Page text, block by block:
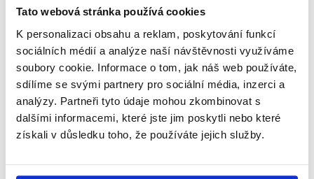
Tato webová stránka používá cookies
K personalizaci obsahu a reklam, poskytování funkcí
sociálních médií a analýze naší návštěvnosti využíváme
soubory cookie. Informace o tom, jak náš web používáte,
sdílíme se svými partnery pro sociální média, inzerci a
analýzy. Partneři tyto údaje mohou zkombinovat s
dalšími informacemi, které jste jim poskytli nebo které
získali v důsledku toho, že používáte jejich služby.
Sociální sítě
Nenechte si ujít nejnovější události
z Demagog.cz. Sdílením našich
příspěvků přátelům podpoříte naši
práci.